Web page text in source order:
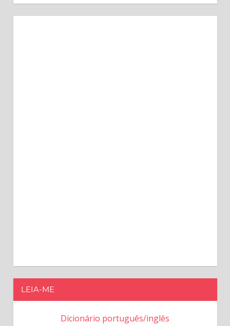
LEIA-ME
Dicionário português/inglês